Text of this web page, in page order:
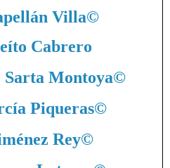
Villa©
Cabrero
Sarta Montoya©
Piqueras©
Rey©